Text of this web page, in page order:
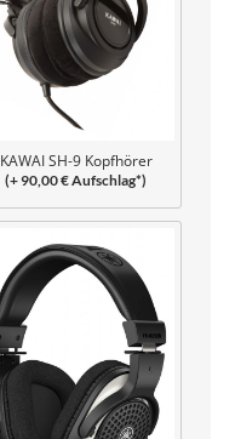
KAWAI SH-9 Kopfhörer
(+ 90,00 € Aufschlag*)